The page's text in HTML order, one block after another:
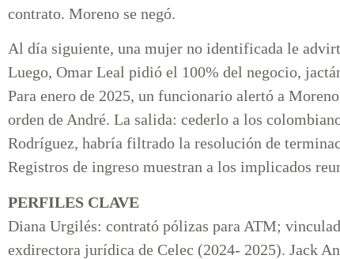
contrato. Moreno se negó.
Al día siguiente, una mujer no identificada le
Luego, Omar Leal pidió el 100% del negocio,
Para enero de 2025, un funcionario alertó a
orden de André. La salida: cederlo a los
Rodríguez, habría filtrado la resolución de
Registros de ingreso muestran a los implicados
PERFILES CLAVE
Diana Urgilés: contrató pólizas para ATM;
exdirectora jurídica de Celec (2024- 2025). Jack